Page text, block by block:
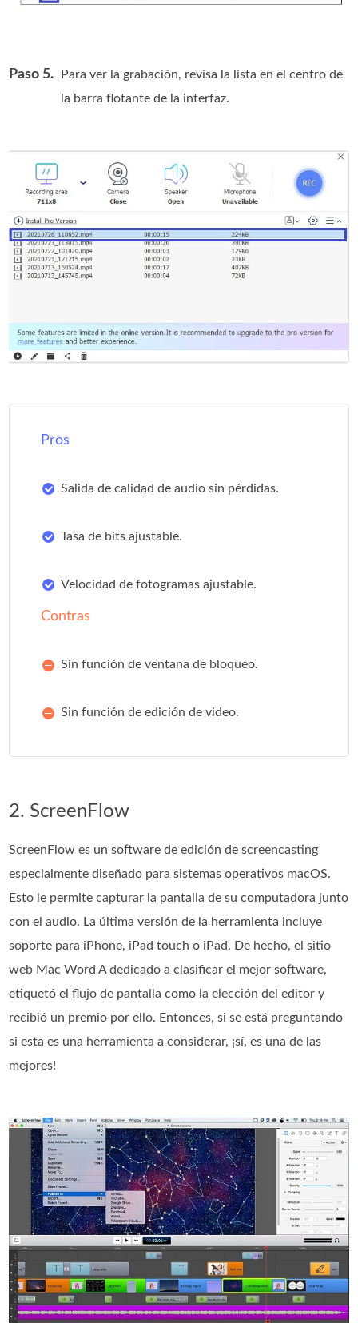
Paso 5.
Para ver la grabación, revisa la lista en el centro de
la barra flotante de la interfaz.
Pros
Salida de calidad de audio sin pérdidas.
Tasa de bits ajustable.
Velocidad de fotogramas ajustable.
Contras
Sin función de ventana de bloqueo.
Sin función de edición de video.
2. ScreenFlow
ScreenFlow es un software de edición de screencasting
especialmente diseñado para sistemas operativos macOS.
Esto le permite capturar la pantalla de su computadora junto
con el audio. La última versión de la herramienta incluye
soporte para iPhone, iPad touch o iPad. De hecho, el sitio
web Mac Word A dedicado a clasificar el mejor software,
etiquetó el flujo de pantalla como la elección del editor y
recibió un premio por ello. Entonces, si se está preguntando
si esta es una herramienta a considerar, ¡sí, es una de las
mejores!